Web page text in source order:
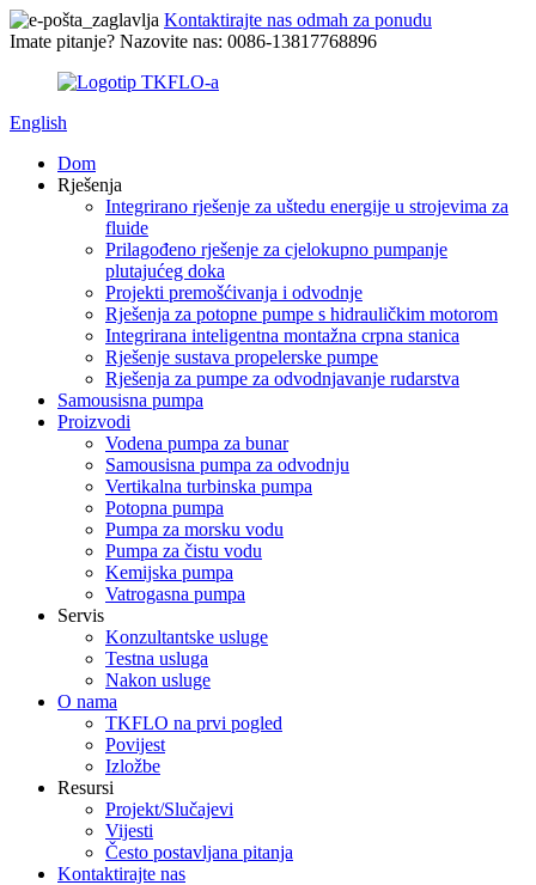
Kontaktirajte nas odmah za ponudu
Imate pitanje? Nazovite nas: 0086-13817768896
English
Dom
Rješenja
Integrirano rješenje za uštedu energije u strojevima za
fluide
Prilagođeno rješenje za cjelokupno pumpanje
plutajućeg doka
Projekti premošćivanja i odvodnje
Rješenja za potopne pumpe s hidrauličkim motorom
Integrirana inteligentna montažna crpna stanica
Rješenje sustava propelerske pumpe
Rješenja za pumpe za odvodnjavanje rudarstva
Samousisna pumpa
Proizvodi
Vodena pumpa za bunar
Samousisna pumpa za odvodnju
Vertikalna turbinska pumpa
Potopna pumpa
Pumpa za morsku vodu
Pumpa za čistu vodu
Kemijska pumpa
Vatrogasna pumpa
Servis
Konzultantske usluge
Testna usluga
Nakon usluge
O nama
TKFLO na prvi pogled
Povijest
Izložbe
Resursi
Projekt/Slučajevi
Vijesti
Često postavljana pitanja
Kontaktirajte nas